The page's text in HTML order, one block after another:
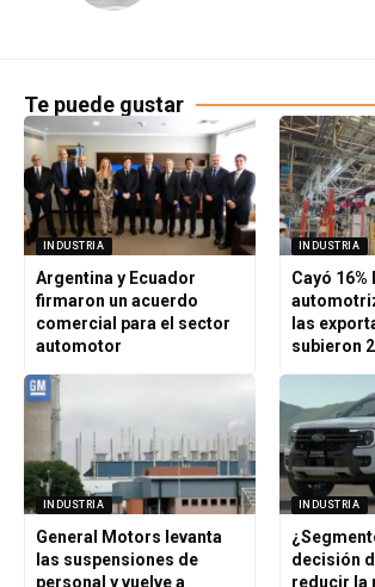
Te puede gustar
INDUSTRIA
Argentina y Ecuador
firmaron un acuerdo
comercial para el sector
automotor
INDUSTRIA
Cayó
las
subieron
INDUSTRIA
General Motors levanta
las suspensiones de
personal y vuelve a
INDUSTRIA
decisión
reducir la